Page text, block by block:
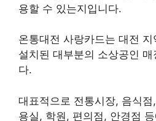
용할 수 있는지입니다.
온통대전 사랑카드는 대전
설치된 대부분의 소상공인
다.
대표적으로 전통시장, 음식
용실, 학원, 편의점, 안경점